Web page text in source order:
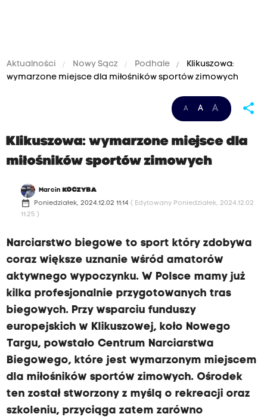
Aktualności Nowy Sącz Podhale
Klikuszowa:
wymarzone miejsce dla miłośników sportów zimowych
A A A share
Klikuszowa: wymarzone miejsce dla
miłośników sportów zimowych
Marcin KOCZYBA
date_range Poniedziałek, 2024.12.02 11:14 ( Edytowany Poniedziałek, 2024.12.02
11:25 )
Narciarstwo biegowe to sport który zdobywa
coraz większe uznanie wśród amatorów
aktywnego wypoczynku. W Polsce mamy już
kilka profesjonalnie przygotowanych tras
biegowych. Przy wsparciu funduszy
europejskich w Klikuszowej, koło Nowego
Targu, powstało Centrum Narciarstwa
Biegowego, które jest wymarzonym miejscem
dla miłośników sportów zimowych. Ośrodek
ten został stworzony z myślą o rekreacji oraz
szkoleniu, przyciąga zatem zarówno